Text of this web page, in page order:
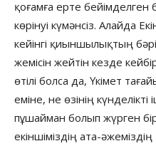
қоғамға ерте
көрінуі күмәнсіз. Алайда
кейінгі қиыншылықтың
жемісін жейтін кезде
өтілі болса да, Үкімет
еміне, не өзінің
пұшайман болып жүрген
екіншіміздің ата-әжеміздің